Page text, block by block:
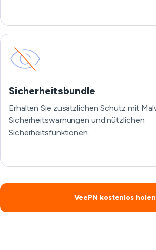
Sicherheitsbundle
Erhalten Sie zusätzlichen Schutz mit
Sicherheitswarnungen und nützlichen
Sicherheitsfunktionen.
VeePN kostenlos holen